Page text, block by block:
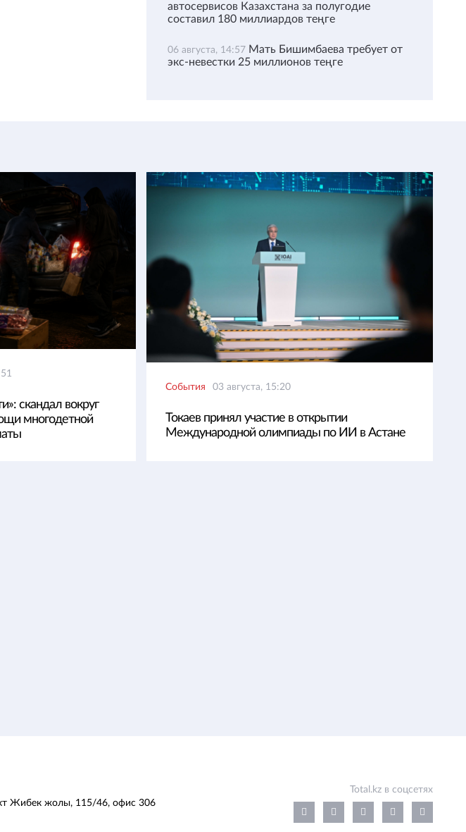
автосервисов Казахстана за полугодие
составил 180 миллиардов теңге
06 августа, 14:57 Мать Бишимбаева требует от
экс-невестки 25 миллионов теңге
скандал вокруг
многодетной
События 03 августа, 15:20
Токаев принял участие в открытии
Международной олимпиады по ИИ в Астане
Жибек жолы, 115/46, офис 306
Total.kz в соцсетях